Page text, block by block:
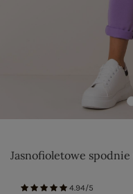
Jasnofioletowe spodnie
4.94/5